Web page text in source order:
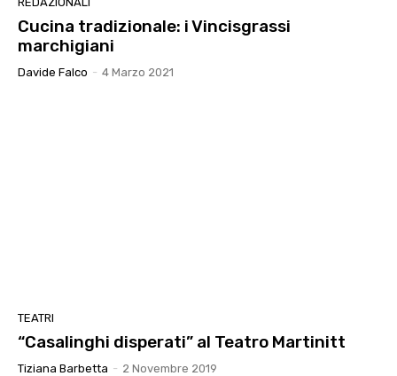
Cucina tradizionale: i Vincisgrassi
marchigiani
Davide Falco - 4 Marzo 2021
TEATRI
“Casalinghi disperati” al Teatro Martinitt
Tiziana Barbetta - 2 Novembre 2019